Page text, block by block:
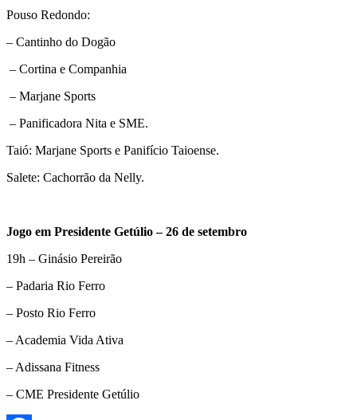
Pouso Redondo:
– Cantinho do Dogão
– Cortina e Companhia
– Marjane Sports
– Panificadora Nita e SME.
Taió: Marjane Sports e Panifício Taioense.
Salete: Cachorrão da Nelly.
Jogo em Presidente Getúlio – 26 de setembro
19h – Ginásio Pereirão
– Padaria Rio Ferro
– Posto Rio Ferro
– Academia Vida Ativa
– Adissana Fitness
– CME Presidente Getúlio